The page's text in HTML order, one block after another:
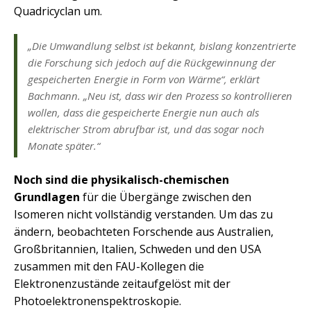
Quadricyclan um.
„Die Umwandlung selbst ist bekannt, bislang konzentrierte
die Forschung sich jedoch auf die Rückgewinnung der
gespeicherten Energie in Form von Wärme“, erklärt
Bachmann. „Neu ist, dass wir den Prozess so kontrollieren
wollen, dass die gespeicherte Energie nun auch als
elektrischer Strom abrufbar ist, und das sogar noch
Monate später.“
Noch sind die physikalisch-chemischen
Grundlagen für die Übergänge zwischen den
Isomeren nicht vollständig verstanden. Um das zu
ändern, beobachteten Forschende aus Australien,
Großbritannien, Italien, Schweden und den USA
zusammen mit den FAU-Kollegen die
Elektronenzustände zeitaufgelöst mit der
Photoelektronenspektroskopie.